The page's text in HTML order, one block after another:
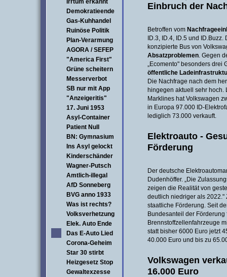
Irrtum erkannt
Demokratieende
Gas-Kuhhandel
Ruinöse Politik
Plan-Verarmung
AGORA / SEFEP
"America First"
Grüne scheitern
Messerverbot
SB nur mit App
"Anzeigeritis"
17. Juni 1953
Asyl-Container
Patient Null
BN: Gymnasium
Ins Asyl gelockt
Kinderschänder
Wagner-Putsch
Amtlich-illegal
AfD Sonneberg
BVG anno 1933
Was ist rechts?
Volksverhetzung
Elek. Auto Ende
Das E-Auto Lied
Corona-Geheim
Star 30 stirbt
Heizgesetz Stop
Gewaltexzesse
Einbruch der
Betroffen vom
ID.3, ID.4, ID.5 und
konzipierte Bus von
Absatzproblemen. Gegen
„Ecomento" besonders drei
öffentliche
Die Nachfrage nach dem
hingegen aktuell sehr
Marklines hat Volkswagen
in Europa 97.000 ID-
lediglich 73.000 verkauft.
Elektroauto -
Förderung
Der deutsche
Dudenhöffer. „Die
zeigen die Realität von
deutlich niedriger als 2022."
staatliche Förderung. Seit
Bundesanteil der
Brennstoffzellenfahrzeuge
statt bisher 6000 Euro jetzt
40.000 Euro und bis zu
Volkswagen
16.000 Euro